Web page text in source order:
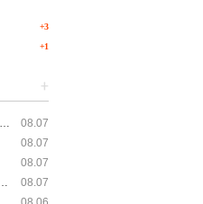
+3
+1
+
08.07
08.07
08.07
08.07